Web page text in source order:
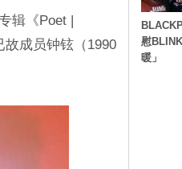
辑《Poet |
成员钟铉（1990
慰
暖」